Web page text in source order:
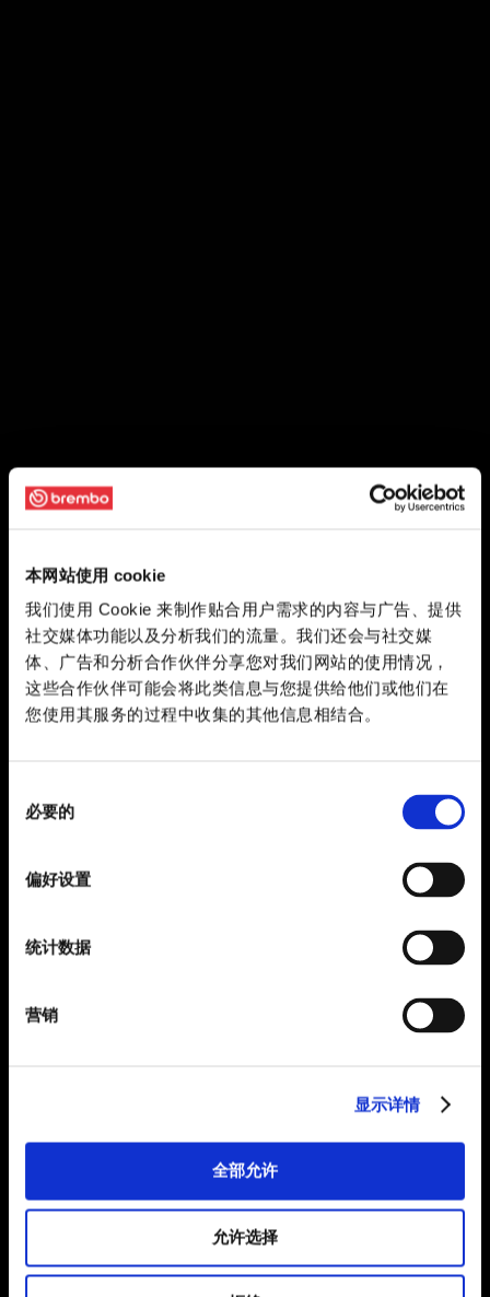
本网站使用 cookie
我们使用 Cookie 来制作贴合用户需求的内容与广告、提供
社交媒体功能以及分析我们的流量。我们还会与社交媒
体、广告和分析合作伙伴分享您对我们网站的使用情况，
这些合作伙伴可能会将此类信息与您提供给他们或他们在
您使用其服务的过程中收集的其他信息相结合。
必要的
偏好设置
统计数据
营销
显示详情
全部允许
允许选择